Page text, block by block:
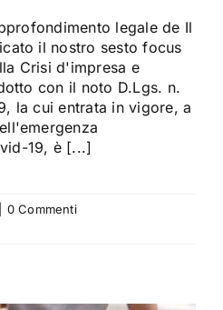
legale de Il
il nostro sesto focus
Crisi d'impresa e
con il noto D.Lgs. n.
la cui entrata in vigore, a
19, è [...]
0 Commenti